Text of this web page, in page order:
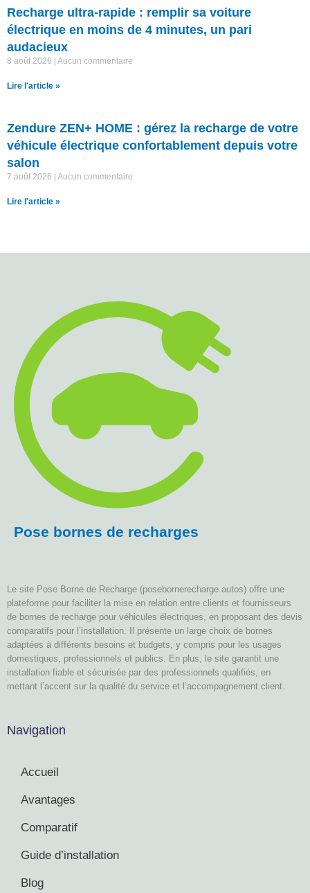
Recharge ultra-rapide : remplir sa voiture
électrique en moins de 4 minutes, un pari
audacieux
8 août 2026 Aucun commentaire
Lire l'article »
Zendure ZEN+ HOME : gérez la recharge de votre
véhicule électrique confortablement depuis votre
salon
7 août 2026 Aucun commentaire
Lire l'article »
Pose bornes de recharges
Le site Pose Borne de Recharge (posebornerecharge.autos) offre une
plateforme pour faciliter la mise en relation entre clients et fournisseurs
de bornes de recharge pour véhicules électriques, en proposant des devis
comparatifs pour l’installation. Il présente un large choix de bornes
adaptées à différents besoins et budgets, y compris pour les usages
domestiques, professionnels et publics. En plus, le site garantit une
installation fiable et sécurisée par des professionnels qualifiés, en
mettant l’accent sur la qualité du service et l’accompagnement client.
Navigation
Accueil
Avantages
Comparatif
Guide d’installation
Blog